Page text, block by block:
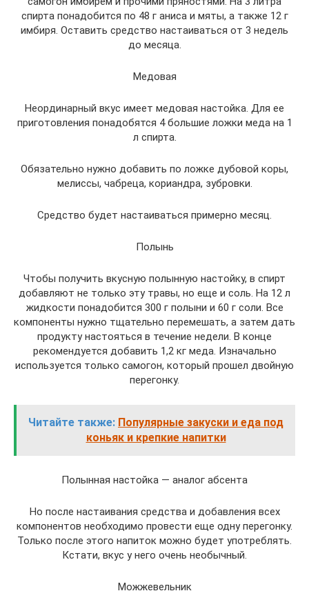
спирта понадобится по 48 г аниса и мяты, а также 12 г
имбиря. Оставить средство настаиваться от 3 недель
до месяца.
Медовая
Неординарный вкус имеет медовая настойка. Для ее
приготовления понадобятся 4 большие ложки меда на 1
л спирта.
Обязательно нужно добавить по ложке дубовой коры,
мелиссы, чабреца, кориандра, зубровки.
Средство будет настаиваться примерно месяц.
Полынь
Чтобы получить вкусную полынную настойку, в спирт
добавляют не только эту травы, но еще и соль. На 12 л
жидкости понадобится 300 г полыни и 60 г соли. Все
компоненты нужно тщательно перемешать, а затем дать
продукту настояться в течение недели. В конце
рекомендуется добавить 1,2 кг меда. Изначально
используется только самогон, который прошел двойную
перегонку.
Читайте также: Популярные закуски и еда под
коньяк и крепкие напитки
Полынная настойка — аналог абсента
Но после настаивания средства и добавления всех
компонентов необходимо провести еще одну перегонку.
Только после этого напиток можно будет употреблять.
Кстати, вкус у него очень необычный.
Можжевельник